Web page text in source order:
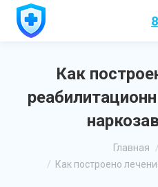
Как
Главная
Как построено